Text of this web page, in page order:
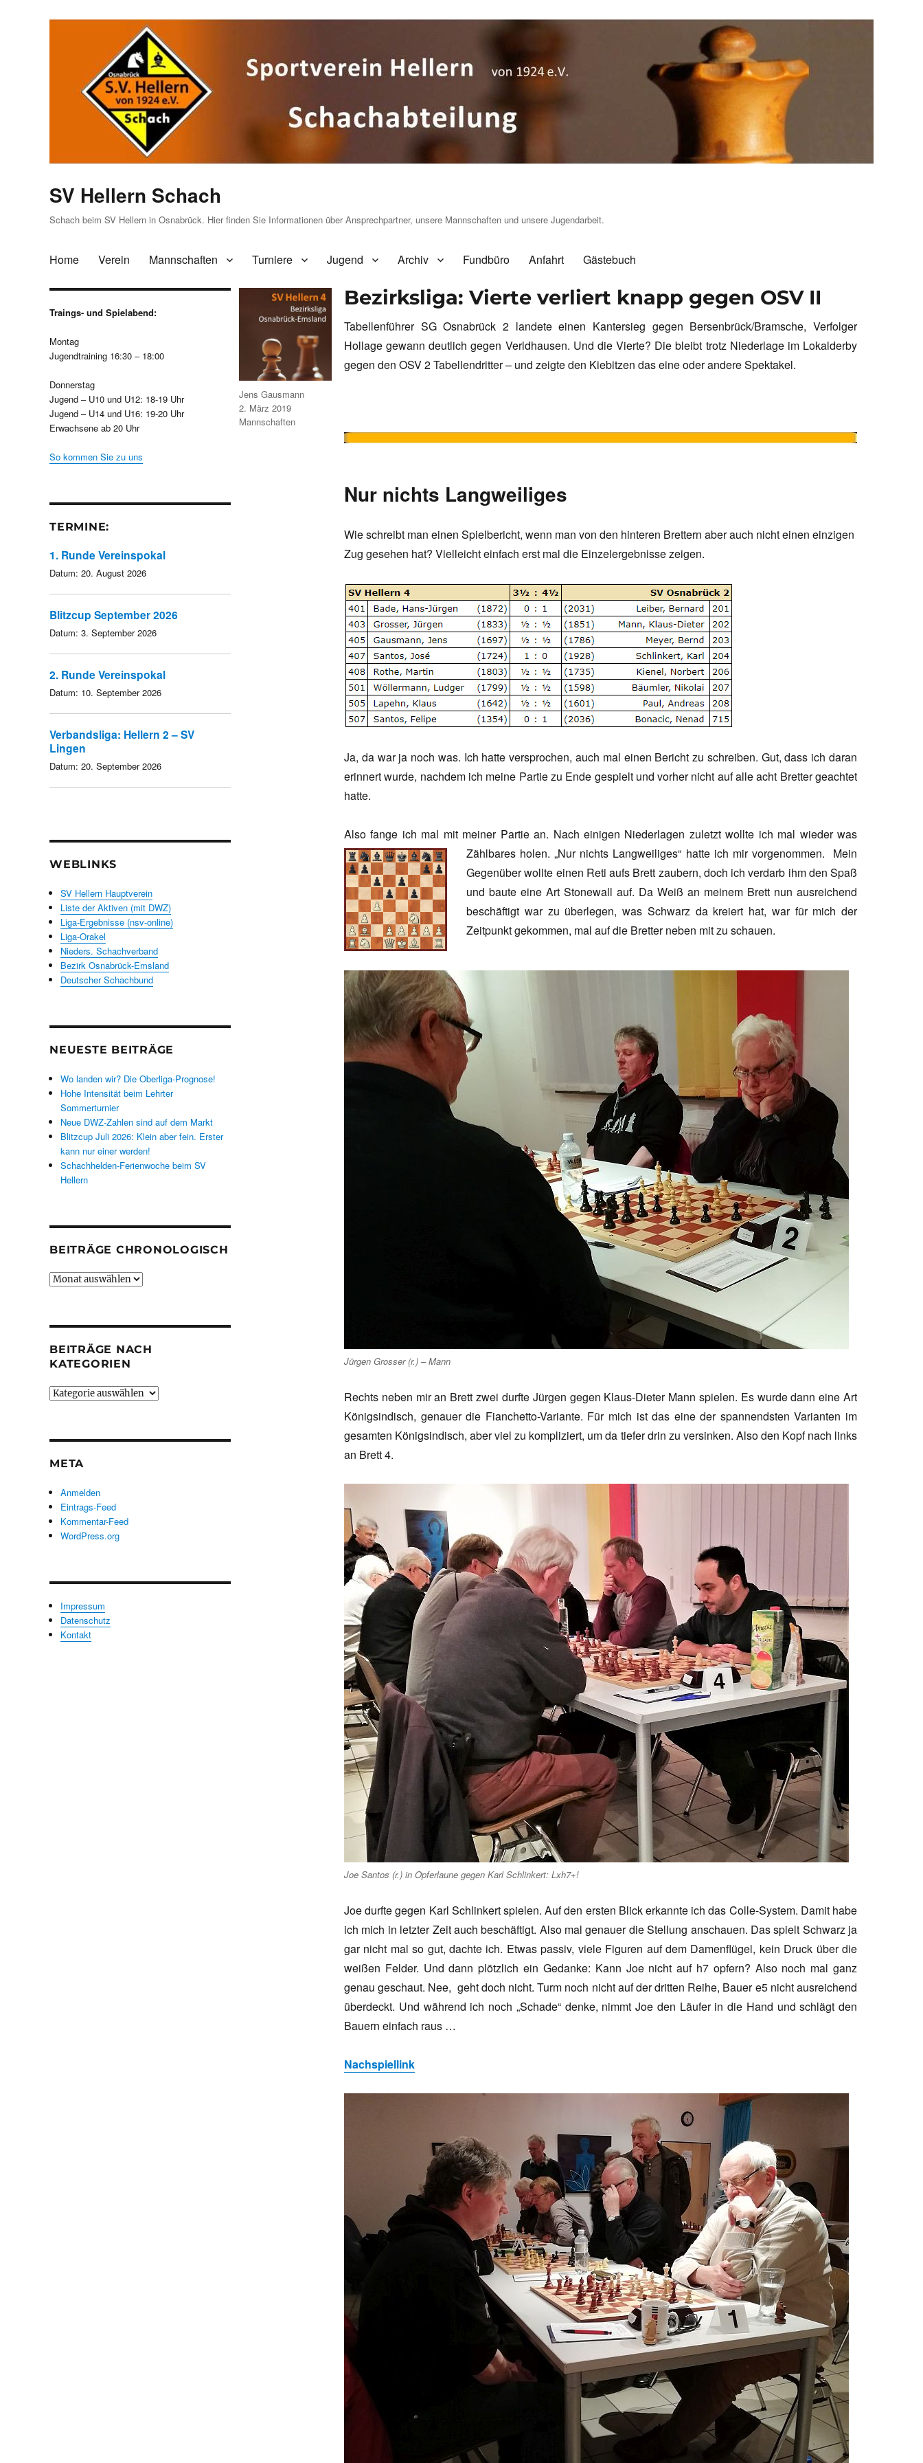
SV Hellern Schach
Schach beim SV Hellern in Osnabrück. Hier finden Sie Informationen über Ansprechpartner, unsere Mannschaften und unsere Jugendarbeit.
Home Verein Mannschaften Turniere Jugend Archiv Fundbüro Anfahrt Gästebuch
Bezirksliga: Vierte verliert knapp gegen OSV II
Tabellenführer SG Osnabrück 2 landete einen Kantersieg gegen Bersenbrück/Bramsche, Verfolger
Hollage gewann deutlich gegen Verldhausen. Und die Vierte? Die bleibt trotz Niederlage im Lokalderby
gegen den OSV 2 Tabellendritter – und zeigte den Kiebitzen das eine oder andere Spektakel.
Nur nichts Langweiliges
Wie schreibt man einen Spielbericht, wenn man von den hinteren Brettern aber auch nicht einen einzigen
Zug gesehen hat? Vielleicht einfach erst mal die Einzelergebnisse zeigen.
Ja, da war ja noch was. Ich hatte versprochen, auch mal einen Bericht zu schreiben. Gut, dass ich daran
erinnert wurde, nachdem ich meine Partie zu Ende gespielt und vorher nicht auf alle acht Bretter geachtet
hatte.
Also fange ich mal mit meiner Partie an. Nach einigen Niederlagen zuletzt wollte ich mal wieder was
Zählbares holen. „Nur nichts Langweiliges“ hatte ich mir vorgenommen. Mein
Gegenüber wollte einen Reti aufs Brett zaubern, doch ich verdarb ihm den Spaß
und baute eine Art Stonewall auf. Da Weiß an meinem Brett nun ausreichend
beschäftigt war zu überlegen, was Schwarz da kreiert hat, war für mich der
Zeitpunkt gekommen, mal auf die Bretter neben mit zu schauen.
Jürgen Grosser (r.) – Mann
Rechts neben mir an Brett zwei durfte Jürgen gegen Klaus-Dieter Mann spielen. Es wurde dann eine Art
Königsindisch, genauer die Fianchetto-Variante. Für mich ist das eine der spannendsten Varianten im
gesamten Königsindisch, aber viel zu kompliziert, um da tiefer drin zu versinken. Also den Kopf nach links
an Brett 4.
Joe Santos (r.) in Opferlaune gegen Karl Schlinkert: Lxh7+!
Joe durfte gegen Karl Schlinkert spielen. Auf den ersten Blick erkannte ich das Colle-System. Damit habe
ich mich in letzter Zeit auch beschäftigt. Also mal genauer die Stellung anschauen. Das spielt Schwarz ja
gar nicht mal so gut, dachte ich. Etwas passiv, viele Figuren auf dem Damenflügel, kein Druck über die
weißen Felder. Und dann plötzlich ein Gedanke: Kann Joe nicht auf h7 opfern? Also noch mal ganz
genau geschaut. Nee, geht doch nicht. Turm noch nicht auf der dritten Reihe, Bauer e5 nicht ausreichend
überdeckt. Und während ich noch „Schade“ denke, nimmt Joe den Läufer in die Hand und schlägt den
Bauern einfach raus …
Nachspiellink
Autor
Jens Gausmann
Veröffentlicht
am
2. März 2019
Kategorien
Mannschaften
Traings- und Spielabend:
Montag
Jugendtraining 16:30 – 18:00
Donnerstag
Jugend – U10 und U12: 18-19 Uhr
Jugend – U14 und U16: 19-20 Uhr
Erwachsene ab 20 Uhr
So kommen Sie zu uns
TERMINE:
1. Runde Vereinspokal
Datum: 20. August 2026
Blitzcup September 2026
Datum: 3. September 2026
2. Runde Vereinspokal
Datum: 10. September 2026
Verbandsliga: Hellern 2 – SV
Lingen
Datum: 20. September 2026
WEBLINKS
SV Hellern Hauptverein
Liste der Aktiven (mit DWZ)
Liga-Ergebnisse (nsv-online)
Liga-Orakel
Nieders. Schachverband
Bezirk Osnabrück-Emsland
Deutscher Schachbund
NEUESTE BEITRÄGE
Wo landen wir? Die Oberliga-Prognose!
Hohe Intensität beim Lehrter
Sommerturnier
Neue DWZ-Zahlen sind auf dem Markt
Blitzcup Juli 2026: Klein aber fein. Erster
kann nur einer werden!
Schachhelden-Ferienwoche beim SV
Hellern
BEITRÄGE CHRONOLOGISCH
Beiträge
BEITRÄGE NACH
KATEGORIEN
Beiträge
META
Anmelden
Eintrags-Feed
Kommentar-Feed
WordPress.org
Impressum
Datenschutz
Kontakt